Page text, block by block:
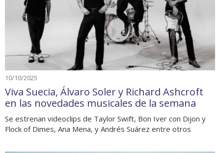
10/10/2025
Viva Suecia, Álvaro Soler y Richard Ashcroft
en las novedades musicales de la semana
Se estrenan videoclips de Taylor Swift, Bon Iver con Dijon y
Flock of Dimes, Ana Mena, y Andrés Suárez entre otros